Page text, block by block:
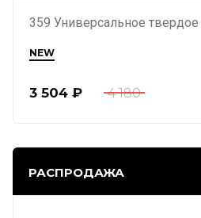
359 Универсальное
NEW
4 180
3 504 ₽
РАСПРОДАЖА